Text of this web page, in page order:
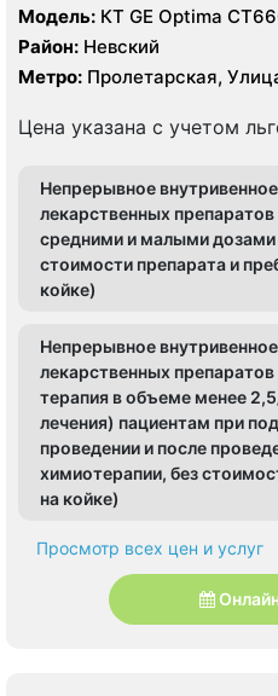
Модель: КТ GE Optima
Район: Невский
Метро: Пролетарская,
Цена указана с учетом
Непрерывное
лекарственных
средними и малыми дозами
стоимости препарата и
койке)
Непрерывное
лекарственных
терапия в объеме менее
лечения) пациентам при
проведении и после
химиотерапии, без
на койке)
Просмотр всех цен и услуг